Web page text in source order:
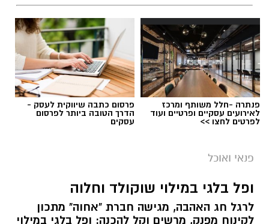
מצרכים (ל-2 מנות)
½ פלפל אדום, חתוך לקוביות קטנות
½ פלפל צהוב, חתוך לקוביות קטנות
פנתרה -חלל משותף ומרכז
לאירועים עסקיים ופרטיים ועוד
לפרטים לחצו >>
פרסום כתבה שיווקית לעסק -
הדרך הטובה ביותר לפרסום
עסקים
פנאי ואוכל
ופל בלגי במילוי שוקולד וחלוה
לרגל חג האהבה, מגישה חברת "אחוה" מתכון
לקינוח מפנק, מרשים וקל להכנה: ופל בלגי במילוי